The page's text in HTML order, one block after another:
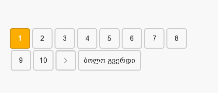
1 2 3 4 5 6 7 8
9 10 ბოლო გვერდი